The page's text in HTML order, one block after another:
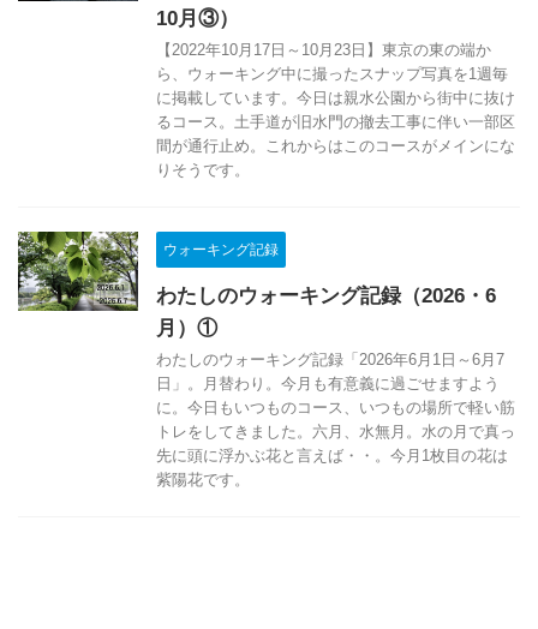
10月③）
【2022年10月17日～10月23日】東京の東の端か
ら、ウォーキング中に撮ったスナップ写真を1週毎
に掲載しています。今日は親水公園から街中に抜け
るコース。土手道が旧水門の撤去工事に伴い一部区
間が通行止め。これからはこのコースがメインにな
りそうです。
ウォーキング記録
わたしのウォーキング記録（2026・6
月）①
わたしのウォーキング記録「2026年6月1日～6月7
日」。月替わり。今月も有意義に過ごせますよう
に。今日もいつものコース、いつもの場所で軽い筋
トレをしてきました。六月、水無月。水の月で真っ
先に頭に浮かぶ花と言えば・・。今月1枚目の花は
紫陽花です。